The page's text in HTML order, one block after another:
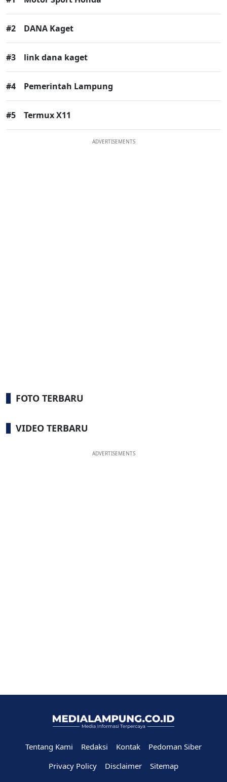
#2 DANA Kaget
#3 link dana kaget
#4 Pemerintah Lampung
#5 Termux X11
ADVERTISEMENTS
FOTO TERBARU
VIDEO TERBARU
ADVERTISEMENTS
Tentang Kami Redaksi Kontak
Pedoman Siber
Privacy Policy
Disclaimer Sitemap